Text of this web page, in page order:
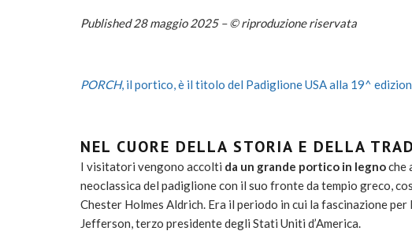
Published 28 maggio 2025 – © riproduzione riservata
PORCH, il portico, è il titolo del Padiglione USA alla 19^
NEL CUORE DELLA STORIA E DELLA
I visitatori vengono accolti da un grande portico in legnoche
neoclassica del padiglione con il suo fronte da tempio greco,
Chester Holmes Aldrich. Era il periodo in cui la fascinazione
Jefferson, terzo presidente degli Stati Uniti d’America.